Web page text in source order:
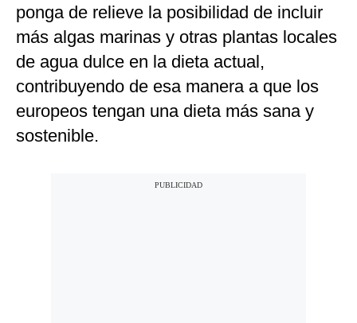
ponga de relieve la posibilidad de incluir
más algas marinas y otras plantas locales
de agua dulce en la dieta actual,
contribuyendo de esa manera a que los
europeos tengan una dieta más sana y
sostenible.